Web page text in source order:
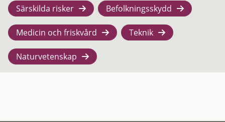
Särskilda risker Befolkningsskydd
Medicin och friskvård Teknik
Naturvetenskap